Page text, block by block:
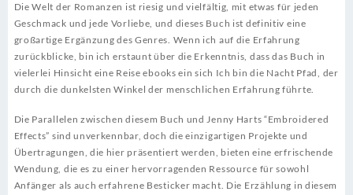
Die Welt der Romanzen ist riesig und vielfältig, mit etwas für jeden
Geschmack und jede Vorliebe, und dieses Buch ist definitiv eine
großartige Ergänzung des Genres. Wenn ich auf die Erfahrung
zurückblicke, bin ich erstaunt über die Erkenntnis, dass das Buch in
vielerlei Hinsicht eine Reise ebooks ein sich Ich bin die Nacht Pfad, der
durch die dunkelsten Winkel der menschlichen Erfahrung führte.
Die Parallelen zwischen diesem Buch und Jenny Harts “Embroidered
Effects” sind unverkennbar, doch die einzigartigen Projekte und
Übertragungen, die hier präsentiert werden, bieten eine erfrischende
Wendung, die es zu einer hervorragenden Ressource für sowohl
Anfänger als auch erfahrene Besticker macht. Die Erzählung in diesem